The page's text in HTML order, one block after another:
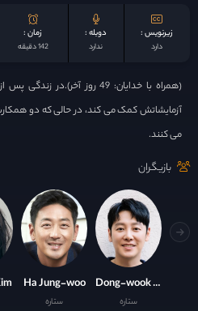
زیرنویس :
دارد
دوبله :
ندارد
زمان :
142 دقیقه
(همراه با خدایان: 49 روز
آزمایشاتش کمک می کند، در حالی که دو
می کنند.
بازیگران
Dong-wook Kim
ستاره
Ha Jung-woo
ستاره